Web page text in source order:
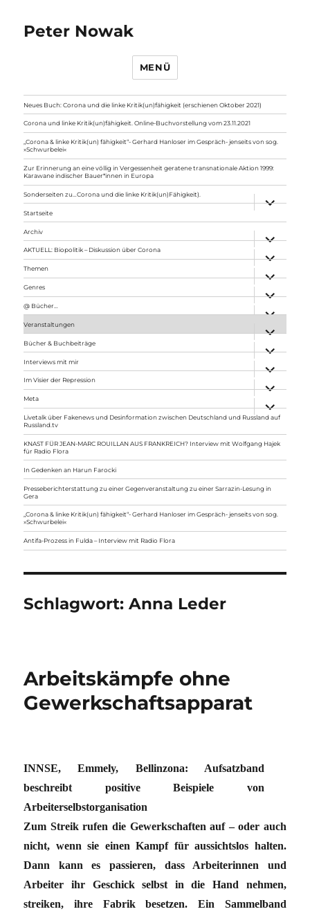
Peter Nowak
MENÜ
Neues Buch: Corona und die linke Kritik(un)fähigkeit (erschienen Oktober 2021)
Corona und linke Kritik(un)fähigkeit. Online-Buchvorstellung vom 23.11.2021
„Corona & linke Kritik(un) fähigkeit“- Gerhard Hanloser im Gespräch- jenseits von sog.
»Schwurbelei«
Zur Erinnerung an eine völlig in Vergessenheit geratene transnationale Aktion 1999:
Karawane indischer Bauer*innen in Europa
Sonderseiten zu…Corona und die linke Kritik(un)Fähigkeit).
anzeigen
Startseite
Archiv
anzeigen
AKTUELL: Biopolitik – Diskussion über Corona
anzeigen
Themen
anzeigen
Genres
anzeigen
@ Bücher…
Veranstaltungen
anzeigen
Bücher & Buchbeiträge
anzeigen
Interviews mit mir
anzeigen
Im Visier der Repression
anzeigen
Meta
anzeigen
Livetalk über Fakenews und Desinformation zwischen Deutschland und Russland auf
Russland.tv
KNAST FÜR JEAN-MARC ROUILLAN AUS FRANKREICH? Interview mit Wolfgang Hajek
für Radio Flora
In Gedenken an Harun Farocki
Presseberichterstattung zu einer Gegenveranstaltung zu einer Sarrazin-Lesung in
Gera
„Corona & linke Kritik(un) fähigkeit“- Gerhard Hanloser im Gespräch- jenseits von sog.
»Schwurbelei«
Antifa-Prozess in Fulda – Interview mit Radio Flora
Schlagwort:Anna Leder
Arbeitskämpfe ohne
Gewerkschaftsapparat
INNSE, Emmely, Bellinzona: Aufsatzband
beschreibt positive Beispiele von
Arbeiterselbstorganisation
Zum Streik rufen die Gewerkschaften auf – oder auch
nicht, wenn sie einen Kampf für aussichtslos halten.
Dann kann es passieren, dass Arbeiterinnen und
Arbeiter ihr Geschick selbst in die Hand nehmen,
streiken, ihre Fabrik besetzen. Ein Sammelband